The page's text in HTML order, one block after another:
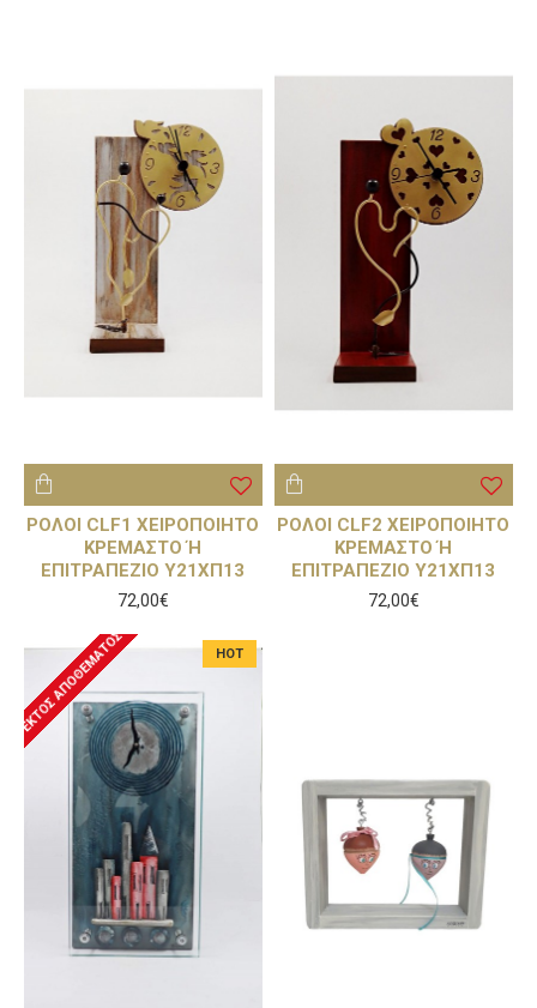
ΡΟΛΟΙ CLF1 ΧΕΙΡΟΠΟΙΗΤΟ
ΚΡΕΜΑΣΤΟ Ή
ΕΠΙΤΡΑΠΕΖΙΟ Υ21ΧΠ13
72,00€
ΡΟΛΟΙ CLF2 ΧΕΙΡΟΠΟΙΗΤΟ
ΚΡΕΜΑΣΤΟ Ή
ΕΠΙΤΡΑΠΕΖΙΟ Υ21ΧΠ13
72,00€
HOT
ΕΚΤΌΣ ΑΠΟΘΈΜΑΤΟΣ